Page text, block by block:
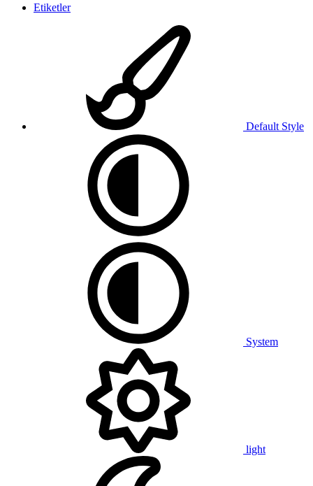
Etiketler
Default Style
System
light